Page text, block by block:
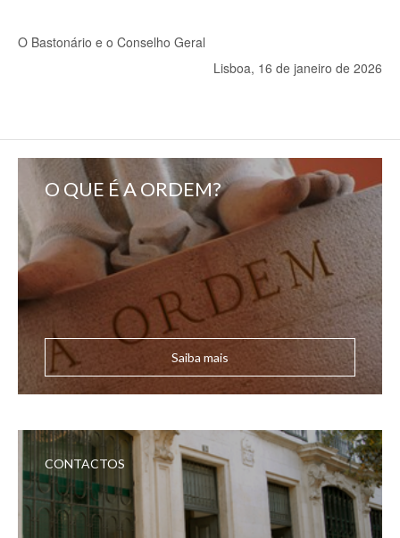
O Bastonário e o Conselho Geral
Lisboa, 16 de janeiro de 2026
O QUE É A ORDEM?
Saiba mais
CONTACTOS